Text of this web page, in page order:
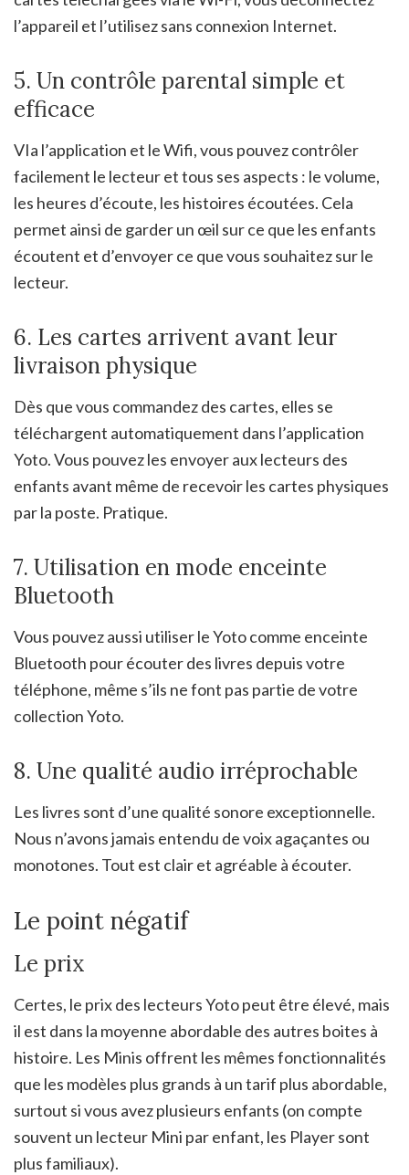
l’appareil et l’utilisez sans connexion Internet.
5. Un contrôle parental simple et
efficace
VIa l’application et le Wifi, vous pouvez contrôler
facilement le lecteur et tous ses aspects : le volume,
les heures d’écoute, les histoires écoutées. Cela
permet ainsi de garder un œil sur ce que les enfants
écoutent et d’envoyer ce que vous souhaitez sur le
lecteur.
6. Les cartes arrivent avant leur
livraison physique
Dès que vous commandez des cartes, elles se
téléchargent automatiquement dans l’application
Yoto. Vous pouvez les envoyer aux lecteurs des
enfants avant même de recevoir les cartes physiques
par la poste. Pratique.
7. Utilisation en mode enceinte
Bluetooth
Vous pouvez aussi utiliser le Yoto comme enceinte
Bluetooth pour écouter des livres depuis votre
téléphone, même s’ils ne font pas partie de votre
collection Yoto.
8. Une qualité audio irréprochable
Les livres sont d’une qualité sonore exceptionnelle.
Nous n’avons jamais entendu de voix agaçantes ou
monotones. Tout est clair et agréable à écouter.
Le point négatif
Le prix
Certes, le prix des lecteurs Yoto peut être élevé, mais
il est dans la moyenne abordable des autres boites à
histoire. Les Minis offrent les mêmes fonctionnalités
que les modèles plus grands à un tarif plus abordable,
surtout si vous avez plusieurs enfants (on compte
souvent un lecteur Mini par enfant, les Player sont
plus familiaux).